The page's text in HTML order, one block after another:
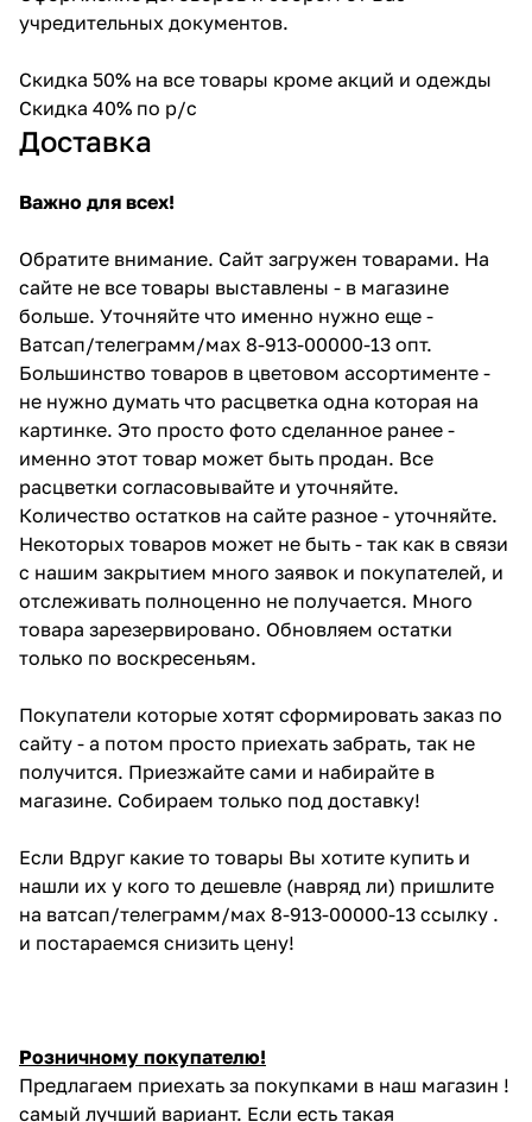
учредительных документов.
Скидка 50% на все товары кроме акций и одежды
Скидка 40% по р/с
Доставка
Важно для всех!
Обратите внимание. Сайт загружен товарами. На
сайте не все товары выставлены - в магазине
больше. Уточняйте что именно нужно еще -
Ватсап/телеграмм/мах 8-913-00000-13 опт.
Большинство товаров в цветовом ассортименте -
не нужно думать что расцветка одна которая на
картинке. Это просто фото сделанное ранее -
именно этот товар может быть продан. Все
расцветки согласовывайте и уточняйте.
Количество остатков на сайте разное - уточняйте.
Некоторых товаров может не быть - так как в связи
с нашим закрытием много заявок и покупателей, и
отслеживать полноценно не получается. Много
товара зарезервировано. Обновляем остатки
только по воскресеньям.
Покупатели которые хотят сформировать заказ по
сайту - а потом просто приехать забрать, так не
получится. Приезжайте сами и набирайте в
магазине. Собираем только под доставку!
Если Вдруг какие то товары Вы хотите купить и
нашли их у кого то дешевле (навряд ли) пришлите
на ватсап/телеграмм/мах 8-913-00000-13 ссылку .
и постараемся снизить цену!
Розничному покупателю!
Предлагаем приехать за покупками в наш магазин !
самый лучший вариант. Если есть такая